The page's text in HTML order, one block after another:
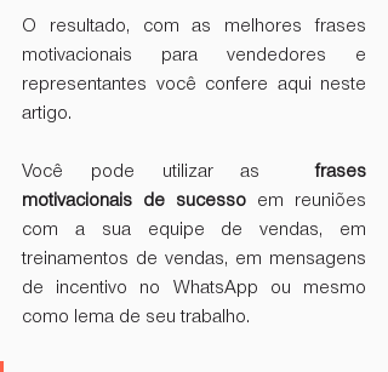
O resultado, com as melhores frases
motivacionais para vendedores e
representantes você confere aqui neste
artigo.
Você pode utilizar as
frases
motivacionais de sucesso em reuniões
com a sua equipe de vendas, em
treinamentos de vendas, em mensagens
de incentivo no WhatsApp ou mesmo
como lema de seu trabalho.